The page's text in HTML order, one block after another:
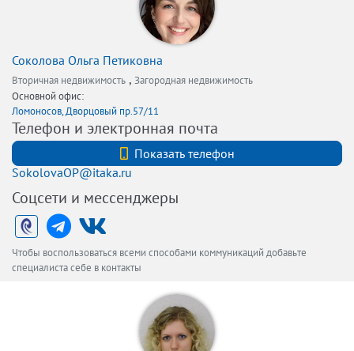
Соколова Ольга Петиковна
Вторичная недвижимость , Загородная недвижимость
Основной офис:
Ломоносов, Дворцовый пр.57/11
Телефон и электронная почта
Показать телефон
SokolovaOP@itaka.ru
Соцсети и мессенджеры
Чтобы воспользоваться всеми способами коммуникаций добавьте
специалиста себе в контакты